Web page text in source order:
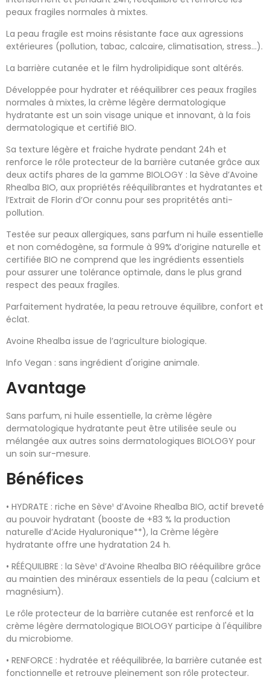
peaux fragiles normales à mixtes.
La peau fragile est moins résistante face aux agressions
extérieures (pollution, tabac, calcaire, climatisation, stress…).
La barrière cutanée et le film hydrolipidique sont altérés.
Développée pour hydrater et rééquilibrer ces peaux fragiles
normales à mixtes, la crème légère dermatologique
hydratante est un soin visage unique et innovant, à la fois
dermatologique et certifié BIO.
Sa texture légère et fraiche hydrate pendant 24h et
renforce le rôle protecteur de la barrière cutanée grâce aux
deux actifs phares de la gamme BIOLOGY : la Sève d’Avoine
Rhealba BIO, aux propriétés rééquilibrantes et hydratantes et
l’Extrait de Florin d’Or connu pour ses propritétés anti-
pollution.
Testée sur peaux allergiques, sans parfum ni huile essentielle
et non comédogène, sa formule à 99% d’origine naturelle et
certifiée BIO ne comprend que les ingrédients essentiels
pour assurer une tolérance optimale, dans le plus grand
respect des peaux fragiles.
Parfaitement hydratée, la peau retrouve équilibre, confort et
éclat.
Avoine Rhealba issue de l’agriculture biologique.
Info Vegan : sans ingrédient d'origine animale.
Avantage
Sans parfum, ni huile essentielle, la crème légère
dermatologique hydratante peut être utilisée seule ou
mélangée aux autres soins dermatologiques BIOLOGY pour
un soin sur-mesure.
Bénéfices
• HYDRATE : riche en Sève¹ d’Avoine Rhealba BIO, actif breveté
au pouvoir hydratant (booste de +83 % la production
naturelle d’Acide Hyaluronique**), la Crème légère
hydratante offre une hydratation 24 h.
• RÉÉQUILIBRE : la Sève¹ d’Avoine Rhealba BIO rééquilibre grâce
au maintien des minéraux essentiels de la peau (calcium et
magnésium).
Le rôle protecteur de la barrière cutanée est renforcé et la
crème légère dermatologique BIOLOGY participe à l'équilibre
du microbiome.
• RENFORCE : hydratée et rééquilibrée, la barrière cutanée est
fonctionnelle et retrouve pleinement son rôle protecteur.